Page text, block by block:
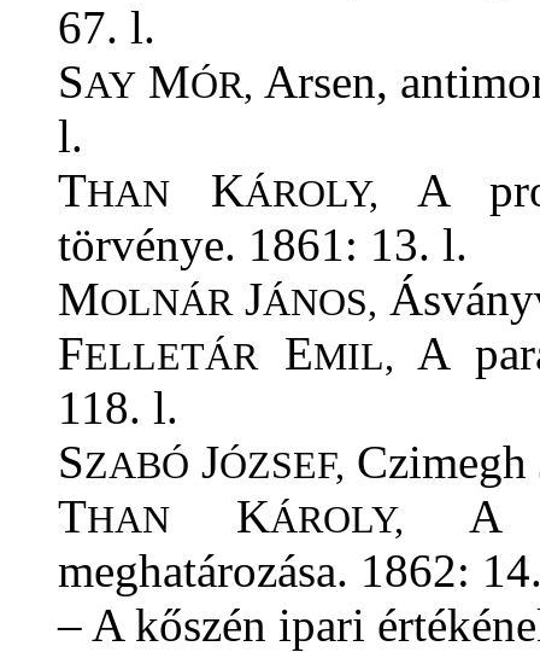
67. l.
SAY MÓR, Arsen,
l.
THAN KÁROLY,
A
törvénye. 1861: 13. l.
MOLNÁR JÁNOS,
FELLETÁR EMIL,
A
118. l.
SZABÓ JÓZSEF, Czimegh
THAN KÁROLY,
A
meghatározása. 1862:
– A kőszén ipari